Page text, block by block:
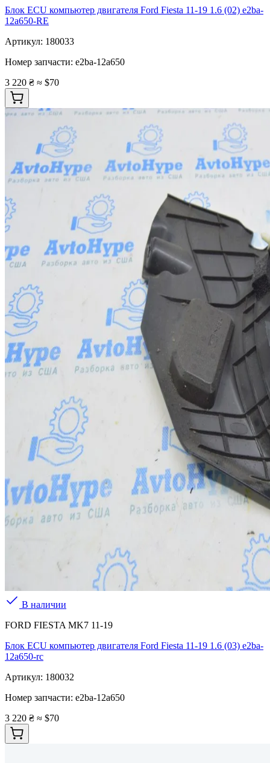
Блок ECU компьютер двигателя Ford Fiesta 11-19 1.6 (02) e2ba-
12a650-RE
Артикул: 180033
Номер запчасти: e2ba-12a650
3 220 ₴ ≈ $70
В наличии
FORD FIESTA MK7 11-19
Блок ECU компьютер двигателя Ford Fiesta 11-19 1.6 (03) e2ba-
12a650-rc
Артикул: 180032
Номер запчасти: e2ba-12a650
3 220 ₴ ≈ $70